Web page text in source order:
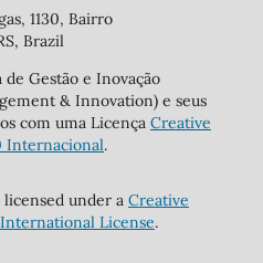
1130, Bairro
Brazil
Gestão e Inovação
& Innovation) e seus
com uma Licença Creative
Internacional.
under a Creative
License.